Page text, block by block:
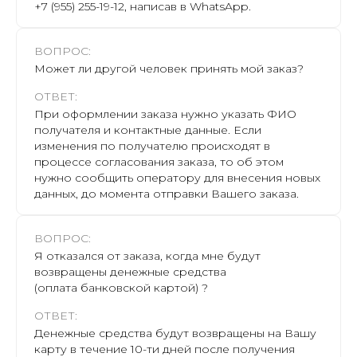
+7 (955) 255-19-12, написав в WhatsApp.
ВОПРОС:
Может ли другой человек принять мой заказ?
ОТВЕТ:
При оформлении заказа нужно указать ФИО
получателя и контактные данные. Если
изменения по получателю происходят в
процессе согласования заказа, то об этом
нужно сообщить оператору для внесения новых
данных, до момента отправки Вашего заказа.
ВОПРОС:
Я отказался от заказа, когда мне будут
возвращены денежные средства
(оплата банковской картой) ?
ОТВЕТ:
Денежные средства будут возвращены на Вашу
карту в течение 10-ти дней после получения